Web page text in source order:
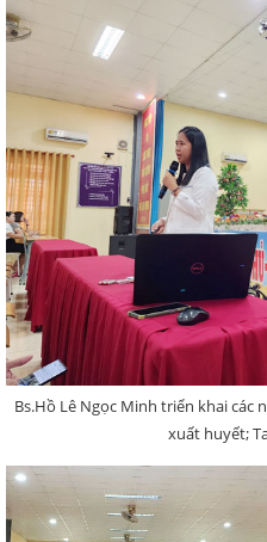
Bs.Hồ Lê Ngọc Minh triển khai
xuất huyết;